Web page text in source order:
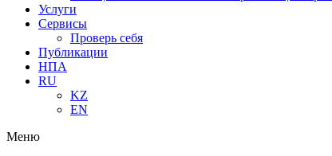
Услуги
Сервисы
Проверь себя
Публикации
НПА
RU
KZ
EN
Меню